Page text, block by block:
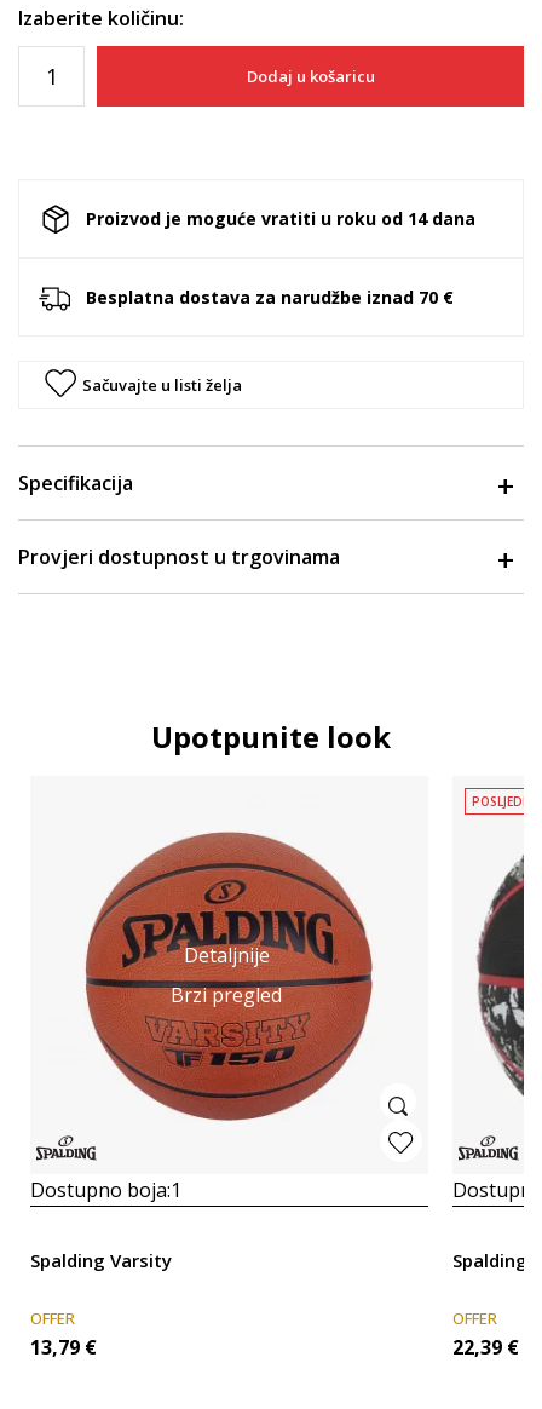
Izaberite količinu:
Dodaj u košaricu
Proizvod je moguće vratiti u roku od 14 dana
Besplatna dostava za narudžbe iznad 70 €
Sačuvajte u listi želja
Specifikacija
Provjeri dostupnost u trgovinama
Upotpunite look
Detaljnije
Brzi pregled
Dostupno boja:1
Spalding Varsity
OFFER
13,79 €
Spalding
OFFER
22,39 €